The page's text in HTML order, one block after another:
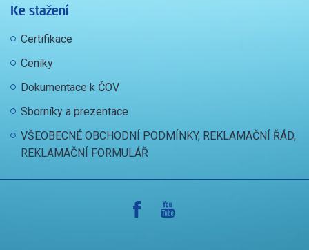
Ke stažení
Certifikace
Ceníky
Dokumentace k ČOV
Sborníky a prezentace
VŠEOBECNÉ OBCHODNÍ PODMÍNKY, REKLAMAČNÍ ŘÁD,
REKLAMAČNÍ FORMULÁŘ